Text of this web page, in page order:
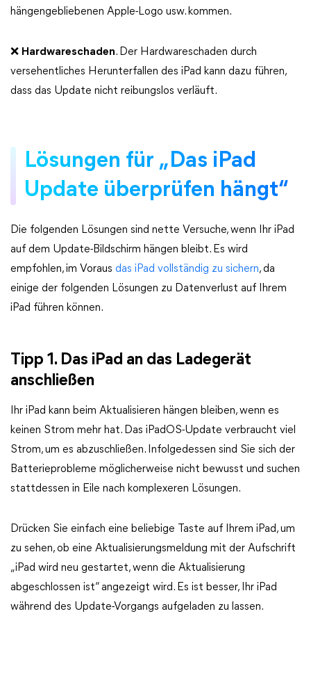
hängengebliebenen Apple-Logo usw. kommen.
❌ Hardwareschaden. Der Hardwareschaden durch
versehentliches Herunterfallen des iPad kann dazu führen,
dass das Update nicht reibungslos verläuft.
Lösungen für „Das iPad
Update überprüfen hängt“
Die folgenden Lösungen sind nette Versuche, wenn Ihr iPad
auf dem Update-Bildschirm hängen bleibt. Es wird
empfohlen, im Voraus das iPad vollständig zu sichern, da
einige der folgenden Lösungen zu Datenverlust auf Ihrem
iPad führen können.
Tipp 1. Das iPad an das Ladegerät
anschließen
Ihr iPad kann beim Aktualisieren hängen bleiben, wenn es
keinen Strom mehr hat. Das iPadOS-Update verbraucht viel
Strom, um es abzuschließen. Infolgedessen sind Sie sich der
Batterieprobleme möglicherweise nicht bewusst und suchen
stattdessen in Eile nach komplexeren Lösungen.
Drücken Sie einfach eine beliebige Taste auf Ihrem iPad, um
zu sehen, ob eine Aktualisierungsmeldung mit der Aufschrift
„iPad wird neu gestartet, wenn die Aktualisierung
abgeschlossen ist“ angezeigt wird. Es ist besser, Ihr iPad
während des Update-Vorgangs aufgeladen zu lassen.